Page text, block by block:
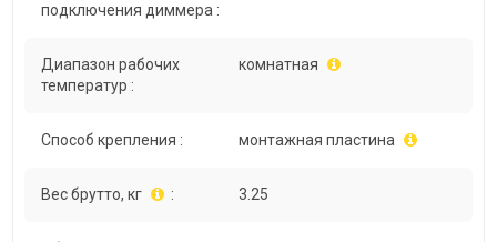
подключения диммера :
Диапазон рабочих
температур :
комнатная
Способ крепления : монтажная пластина
Вес брутто, кг : 3.25